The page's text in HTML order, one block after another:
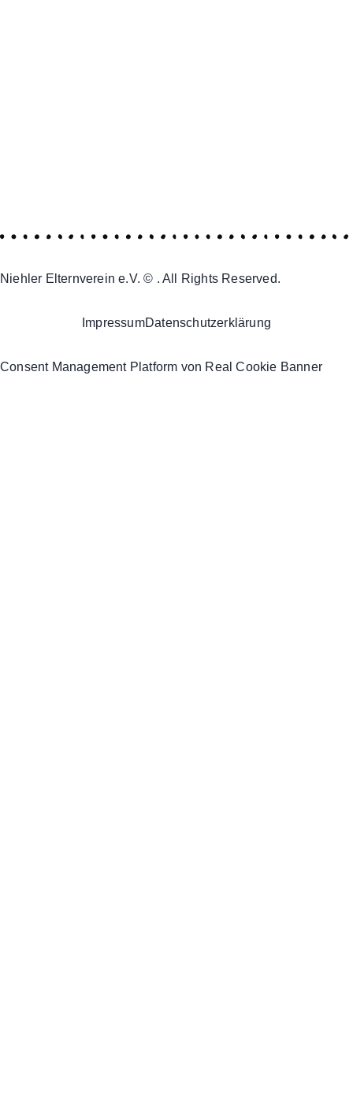
Niehler Elternverein e.V. © . All Rights Reserved.
ImpressumDatenschutzerklärung
Consent Management Platform von Real Cookie Banner